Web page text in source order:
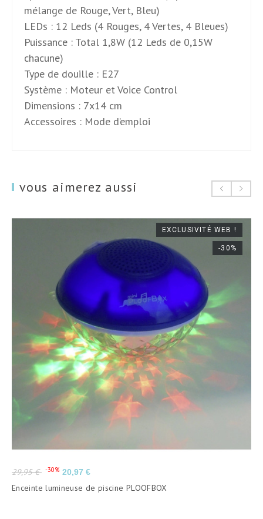
mélange de Rouge, Vert, Bleu)
LEDs : 12 Leds (4 Rouges, 4 Vertes, 4 Bleues)
Puissance : Total 1,8W (12 Leds de 0,15W
chacune)
Type de douille : E27
Système : Moteur et Voice Control
Dimensions : 7x14 cm
Accessoires : Mode d’emploi
vous aimerez aussi
EXCLUSIVITÉ WEB !
-30%
Prix
de
base
29,95 € -30% Prix
20,97 €
Enceinte lumineuse de piscine PLOOFBOX